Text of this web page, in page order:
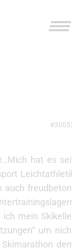
hat es
auch
mein
um